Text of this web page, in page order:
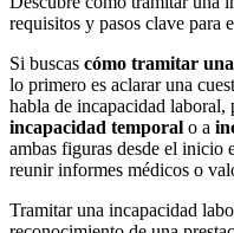
requisitos y pasos clave para
Si buscas cómo tramitar
lo primero es aclarar una
habla de incapacidad laboral,
incapacidad temporal o a
ambas figuras desde el inicio
reunir informes médicos o
Tramitar una incapacidad